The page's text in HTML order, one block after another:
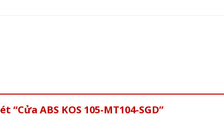
ABS KOS 105-MT104-SGD”